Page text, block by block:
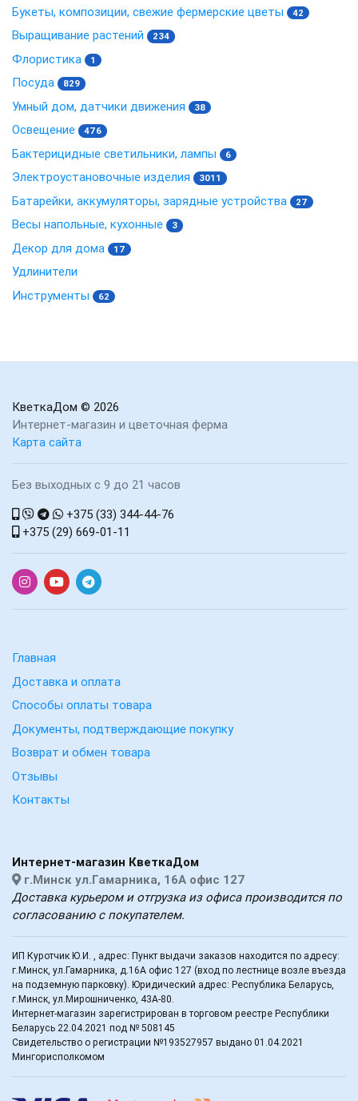
Букеты, композиции, свежие фермерские цветы 42
Выращивание растений 234
Флористика 1
Посуда 829
Умный дом, датчики движения 38
Освещение 476
Бактерицидные светильники, лампы 6
Электроустановочные изделия 3011
Батарейки, аккумуляторы, зарядные устройства 27
Весы напольные, кухонные 3
Декор для дома 17
Удлинители
Инструменты
62
КветкаДом © 2026
Интернет-магазин и цветочная ферма
Карта сайта
Без выходных с 9 до 21 часов
+375 (33) 344-44-76
+375 (29) 669-01-11
Главная
Доставка и оплата
Способы оплаты товара
Документы, подтверждающие покупку
Возврат и обмен товара
Отзывы
Контакты
Интернет-магазин КветкаДом
г.Минск ул.Гамарника, 16А офис 127
Доставка курьером и отгрузка из офиса производится по
согласованию с покупателем.
ИП Куротчик Ю.И. , адрес: Пункт выдачи заказов находится по адресу:
г.Минск, ул.Гамарника, д.16А офис 127 (вход по лестнице возле въезда
на подземную парковку). Юридический адрес: Республика Беларусь,
г.Минск, ул.Мирошниченко, 43А-80.
Интернет-магазин зарегистрирован в торговом реестре Республики
Беларусь 22.04.2021 под № 508145
Свидетельство о регистрации №193527957 выдано 01.04.2021
Мингорисполкомом